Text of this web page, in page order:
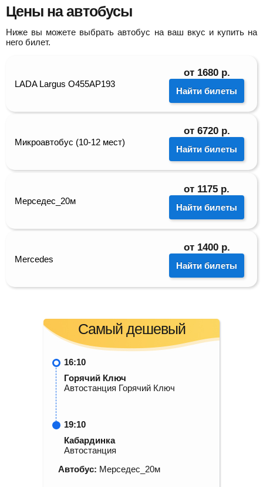
Цены на автобусы
Ниже вы можете выбрать автобус на ваш вкус и купить на
него билет.
LADA Largus О455АР193
от 1680 р.
Найти билеты
Микроавтобус (10-12 мест)
от 6720 р.
Найти билеты
Мерседес_20м
от 1175 р.
Найти билеты
Mercedes
от 1400 р.
Найти билеты
Самый дешевый
16:10
Горячий Ключ
Автостанция Горячий Ключ
19:10
Кабардинка
Автостанция
Автобус: Мерседес_20м